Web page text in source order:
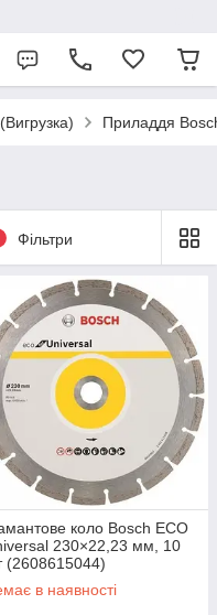
Приладдя
Фільтри
коло Bosch ECO
230×22,23 мм, 10
(2608615044)
в наявності